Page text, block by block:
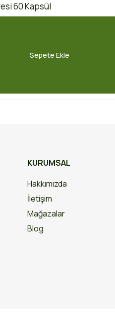
60 Kapsül
Sepete Ekle
KURUMSAL
Hakkımızda
İletişim
Mağazalar
Blog